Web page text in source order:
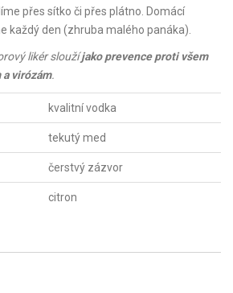
přes sítko či přes plátno. Domácí
každý den (zhruba malého panáka).
likér sloužíjako prevence proti všem
a virózám.
kvalitní vodka
tekutý med
čerstvý zázvor
citron